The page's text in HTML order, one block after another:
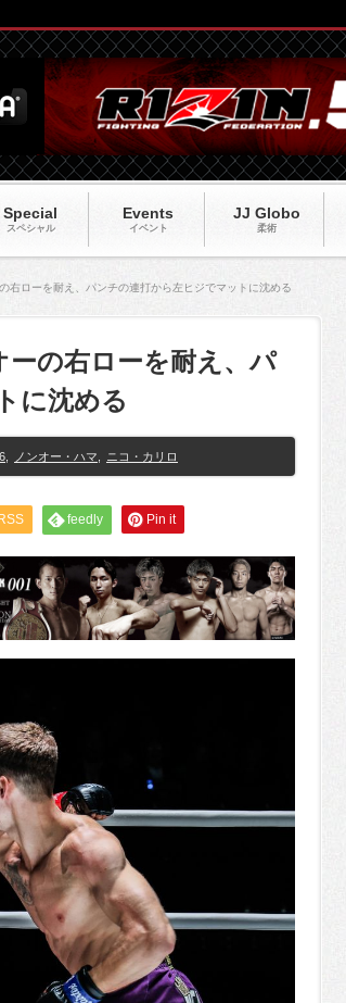
Special
スペシャル
Events
イベント
JJ Globo
柔術
右ローを耐え、パンチの連打から左ヒジでマットに沈める
ーの右ローを耐え、パ
に沈める
ノンオー・ハマ ニコ・カリロ
RSS feedly Pin it